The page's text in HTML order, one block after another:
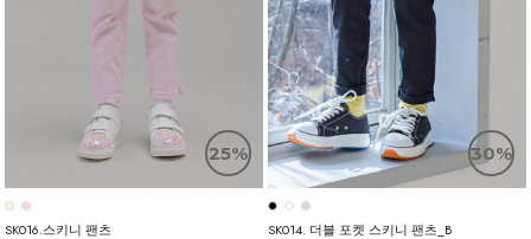
25%
SK016.스키니 팬츠
30%
SK014. 더블 포켓 스키니 팬츠_B